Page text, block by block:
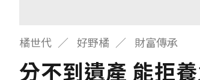
橘世代 好野橘 財富傳承
分不到遺產 能拒